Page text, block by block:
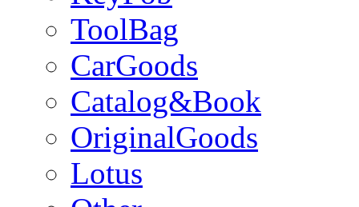
ToolBag
CarGoods
Catalog&Book
OriginalGoods
Lotus